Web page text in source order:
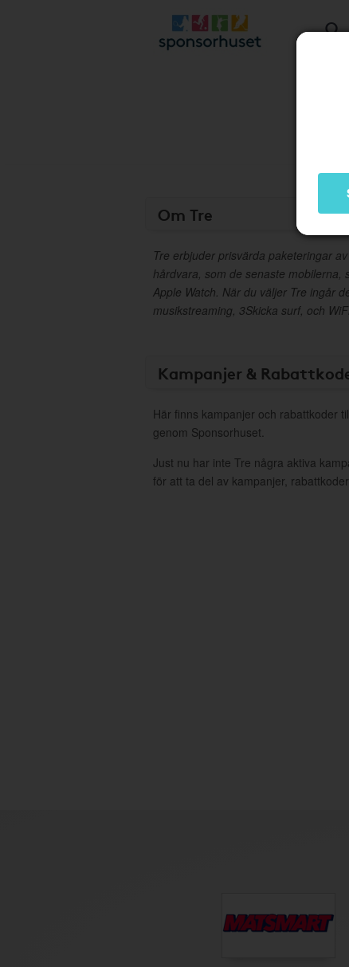
Om Tre
Tre erbjuder prisvärda paketeringar
hårdvara, som de senaste mobilerna,
Apple Watch. När du väljer Tre ingår
musikstreaming, 3Skicka surf, och
Kampanjer &
Här finns kampanjer och rabattkoder
genom Sponsorhuset.
Just nu har inte Tre några aktiva
för att ta del av kampanjer,